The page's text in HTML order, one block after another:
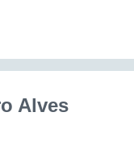
Alves